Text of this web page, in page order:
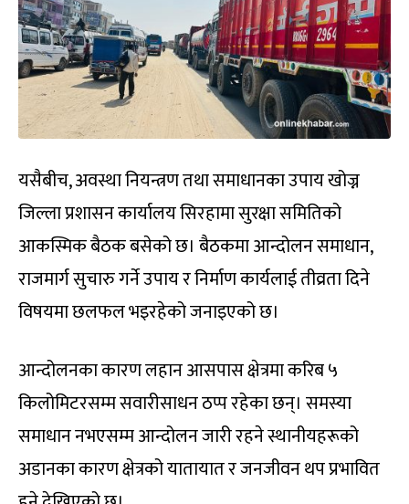
यसैबीच, अवस्था नियन्त्रण तथा समाधानका उपाय खोज्न
जिल्ला प्रशासन कार्यालय सिरहामा सुरक्षा समितिको
आकस्मिक बैठक बसेको छ। बैठकमा आन्दोलन समाधान,
राजमार्ग सुचारु गर्ने उपाय र निर्माण कार्यलाई तीव्रता दिने
विषयमा छलफल भइरहेको जनाइएको छ।
आन्दोलनका कारण लहान आसपास क्षेत्रमा करिब ५
किलोमिटरसम्म सवारीसाधन ठप्प रहेका छन्। समस्या
समाधान नभएसम्म आन्दोलन जारी रहने स्थानीयहरूको
अडानका कारण क्षेत्रको यातायात र जनजीवन थप प्रभावित